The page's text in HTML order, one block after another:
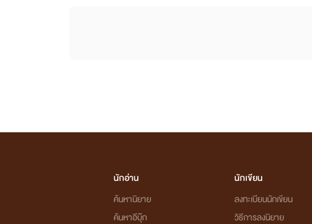
นักอ่าน
ค้นหานิยาย
ค้นหาอีบุ๊ก
นักเขียน
ลงทะเบียนนักเขียน
วิธีการลงนิยาย